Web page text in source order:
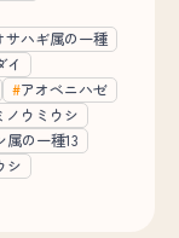
サハギ属の一種
イ
アオベニハゼ
ノウミウシ
属の一種13
シ